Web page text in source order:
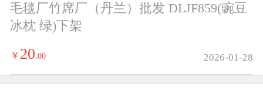
毛毯厂竹席厂（丹兰）批发 DLJF859(豌豆
冰枕 绿)下架
￥ 20.00 2026-01-28